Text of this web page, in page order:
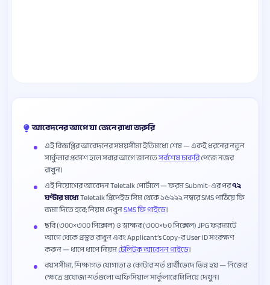
আবেদনের আগে যা জেনে রাখা জরুরি
এই বিজ্ঞপ্তির আবেদনের সময়সীমা ইতিমধ্যে শেষ — একই ধরনের নতুন
সার্কুলার প্রকাশ হলে সবার আগে জানতেসর্বশেষ চাকরিপেজে নজর
রাখুন।
এই নিয়োগের আবেদন Teletalk পোর্টালে — ফরম Submit-এর পর৭২
ঘণ্টার মধ্যেTeletalk প্রিপেইড সিম থেকে ১৬২২২ নম্বরে SMS পাঠিয়ে ফি
জমা দিতে হবে; নিয়ম দেখুনSMS ফি গাইডে।
ছবি (৩০০×৩০০ পিক্সেল) ও স্বাক্ষর (৩০০×৮০ পিক্সেল) JPG ফরম্যাটে
আগে থেকে প্রস্তুত রাখুন এবং Applicant’s Copy-র User ID সংরক্ষণ
করুন — ধাপে ধাপে নিয়মটেলিটক আবেদন গাইডে।
বয়সসীমা, শিক্ষাগত যোগ্যতা ও কোটার শর্ত প্রার্থীভেদে ভিন্ন হয় — নিজের
ক্ষেত্রে প্রযোজ্য শর্তগুলো অফিসিয়াল সার্কুলারে মিলিয়ে দেখুন।